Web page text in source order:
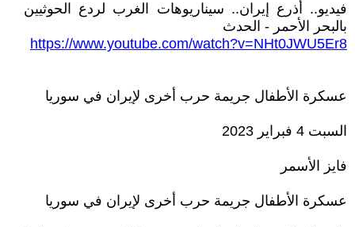
فيديو.. أذرع إيران.. سيناريوهات الغرب لردع الحوثيين
بالبحر الأحمر - الحدث
https://www.youtube.com/watch?v=NHt0JWU5Er8
عسكرة الأطفال جريمة حرب أخرى لإيران في سوريا
السبت 4 فبراير 2023
فايز الأسمر
عسكرة الأطفال جريمة حرب أخرى لإيران في سوريا